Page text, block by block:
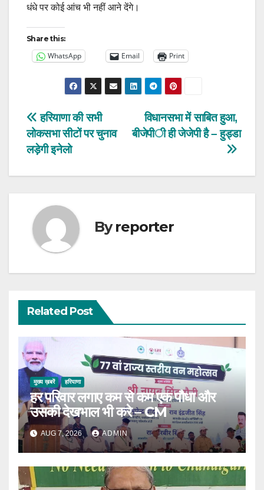
धंधे पर कोई आंच भी नहीं आने देंगे।
Share this:
WhatsApp Email Print
Post
navigation
विधानसभा में साबित हुआ,
बीजेपी ही जेजेपी है – हुड्डा
हरियाणा की सभी
लोकसभा सीटों पर चुनाव
लड़ेगी इनेलो
Byreporter
Related Post
मुख्य ख़बरें हरियाणा
हर परिवार लगाए कम से कम एक पौधा और
उसकी देखभाल भी करे – CM
AUG 7, 2026 ADMIN